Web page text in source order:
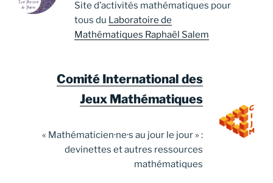
Site d’activités mathématiques pour
tous du Laboratoire de
Mathématiques Raphaël Salem
Comité International des
Jeux Mathématiques
« Mathématicien·ne·s au jour le jour » :
devinettes et autres ressources
mathématiques